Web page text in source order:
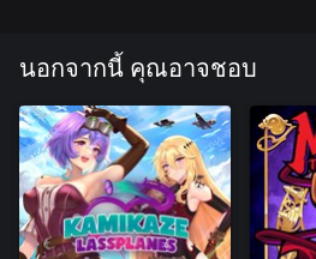
นอกจากนี้ คุณอาจชอบ